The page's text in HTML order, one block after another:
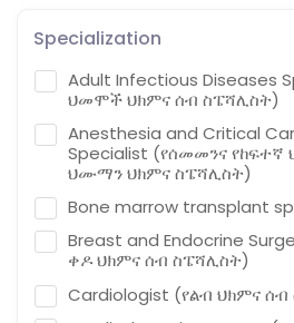
Specialization
Adult Infectious Diseases
ህመሞች ህክምና ሰብ ስፔሻሊስት)
Anesthesia and Critical
Specialist (የሰመመንና የከፍተኛ
ህሙማን ህክምና ስፔሻሊስት)
Bone marrow transplant
Breast and Endocrine
ቀዶ ህክምና ሰብ ስፔሻሊስት)
Cardiologist (የልብ ህክምና